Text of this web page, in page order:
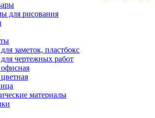
для рисования
заметок, пластбокс
чертежных работ
материалы